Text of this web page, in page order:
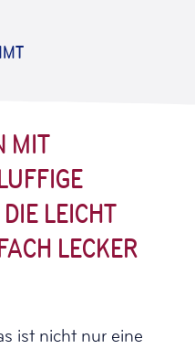
MIT
LEICHT
LECKER
ist nicht nur eine